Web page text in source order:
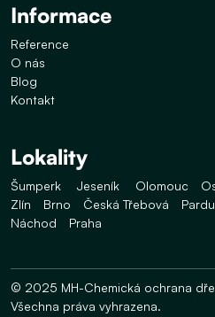
Informace
Reference
O nás
Blog
Kontakt
Lokality
Šumperk Jeseník Olomouc
Zlín
Brno Česká Třebová
Náchod
Praha
© 2025 MH-Chemická ochrana
Všechna práva vyhrazena.